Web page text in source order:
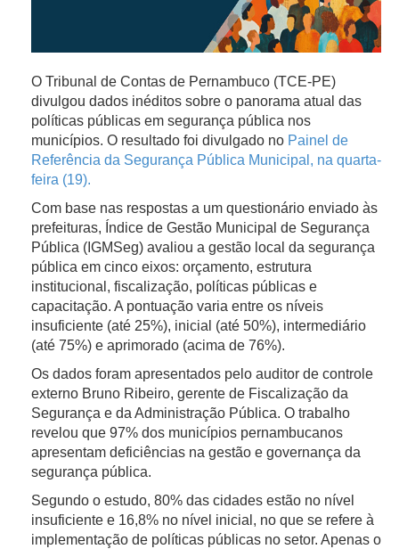
O Tribunal de Contas de Pernambuco (TCE-PE)
divulgou dados inéditos sobre o panorama atual das
políticas públicas em segurança pública nos
municípios. O resultado foi divulgado no Painel de
Referência da Segurança Pública Municipal, na quarta-
feira (19).
Com base nas respostas a um questionário enviado às
prefeituras, Índice de Gestão Municipal de Segurança
Pública (IGMSeg) avaliou a gestão local da segurança
pública em cinco eixos: orçamento, estrutura
institucional, fiscalização, políticas públicas e
capacitação. A pontuação varia entre os níveis
insuficiente (até 25%), inicial (até 50%), intermediário
(até 75%) e aprimorado (acima de 76%).
Os dados foram apresentados pelo auditor de controle
externo Bruno Ribeiro, gerente de Fiscalização da
Segurança e da Administração Pública. O trabalho
revelou que 97% dos municípios pernambucanos
apresentam deficiências na gestão e governança da
segurança pública.
Segundo o estudo, 80% das cidades estão no nível
insuficiente e 16,8% no nível inicial, no que se refere à
implementação de políticas públicas no setor. Apenas o